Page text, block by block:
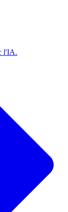
l'IA.